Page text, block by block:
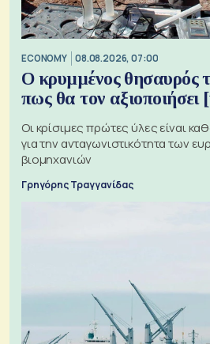
ECONOMY 08.08.2026, 07:00
Ο κρυμμένος θησαυρός
πως θα τον
Οι κρίσιμες πρώτες ύλες είναι
για την ανταγωνιστικότητα των
βιομηχανιών
Γρηγόρης Τραγγανίδας